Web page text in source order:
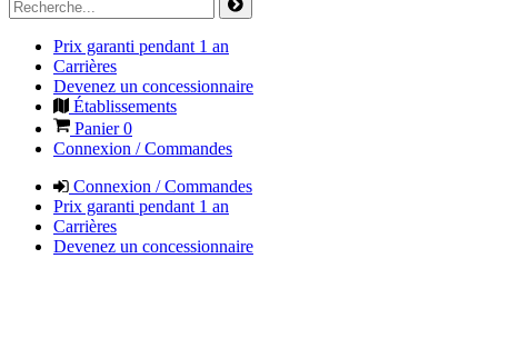
Prix garanti pendant 1 an
Carrières
Devenez un concessionnaire
Établissements
Panier0
Connexion / Commandes
Connexion / Commandes
Prix garanti pendant 1 an
Carrières
Devenez un concessionnaire